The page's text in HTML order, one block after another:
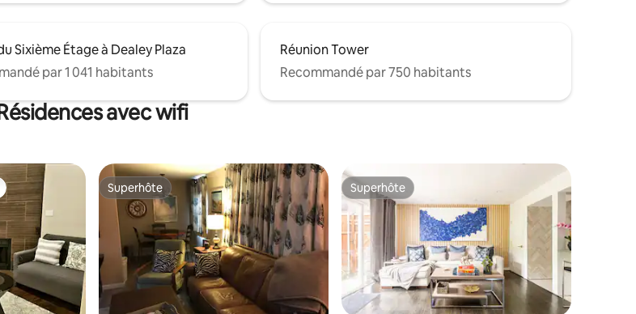
Sixième Étage à Dealey Plaza
par 1 041 habitants
Réunion Tower
Recommandé par 750 habitants
avec wifi
Superhôte
Superhôte Superhôte
Superhôte